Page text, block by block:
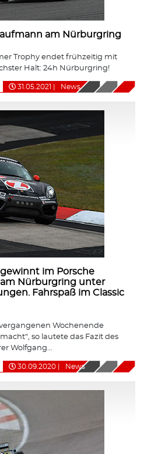
am Nürburgring
Trophy endet frühzeitig mit
Halt: 24h Nürburgring!
31.05.2021 News
im Porsche
Nürburgring unter
Fahrspaß im Classic
Wochenende
so lautete das Fazit des
Wolfgang...
30.09.2020 News